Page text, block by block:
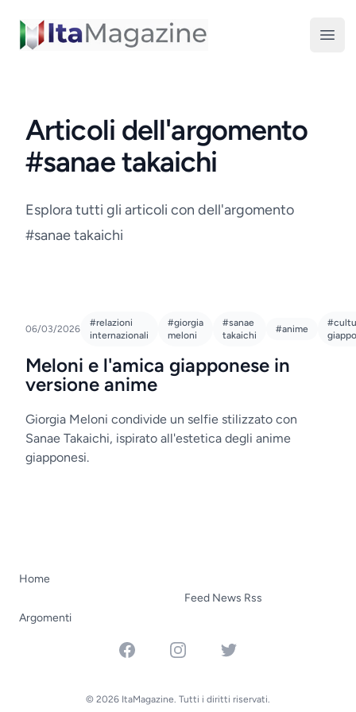
ItaMagazine
Articoli dell'argomento
#sanae takaichi
Esplora tutti gli articoli con dell'argomento
#sanae takaichi
06/03/2026
#relazioni
internazionali
#giorgia
meloni
#sanae
takaichi
#anime
Meloni e l'amica giapponese in
versione anime
Giorgia Meloni condivide un selfie stilizzato con
Sanae Takaichi, ispirato all'estetica degli anime
giapponesi.
Home
Argomenti
Feed News Rss
FacebookInstagramTwitter
© 2026 ItaMagazine. Tutti i diritti riservati.